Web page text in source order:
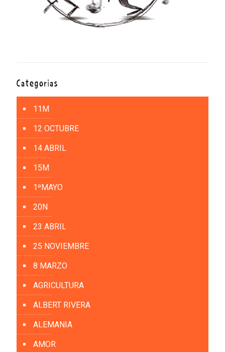
Categorías
11M
12 OCTUBRE
14 ABRIL
15M
1ºMAYO
20N
23 ABRIL
25 NOVIEMBRE
8 MARZO
AGRICULTURA
ALBERT RIVERA
ALEMANIA
AMOR